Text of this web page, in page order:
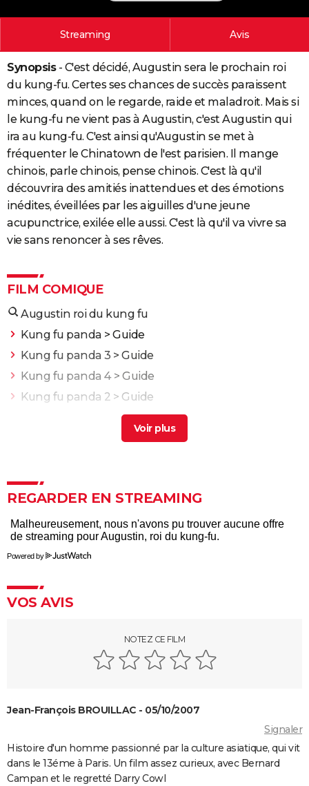
PHOTO
BONS PLANS
CARTE DE VOEUX
Carte de Noël
Carte Bonne année
Carte Saint-Valentin
Carte Pâques
Carte d'anniversaire
DICTIONNAIRE
Dictionnaire
Biographies
Citations
Expressions
Proverbes
PROGRAMME TV
COPAINS D'AVANT
S'inscrire
Se connecter
Lycées
Collèges
Primaires
Universités
Entreprises
Service militaire
Avis de recherche
AVIS DE DÉCÈS
FORUM
Streaming Avis
Synopsis- C'est décidé, Augustin sera le prochain roi
du kung-fu. Certes ses chances de succès paraissent
minces, quand on le regarde, raide et maladroit. Mais si
le kung-fu ne vient pas à Augustin, c'est Augustin qui
ira au kung-fu. C'est ainsi qu'Augustin se met à
fréquenter le Chinatown de l'est parisien. Il mange
chinois, parle chinois, pense chinois. C'est là qu'il
découvrira des amitiés inattendues et des émotions
inédites, éveillées par les aiguilles d'une jeune
acupunctrice, exilée elle aussi. C'est là qu'il va vivre sa
vie sans renoncer à ses rêves.
FILM COMIQUE
Augustin roi du kung fu
Kung fu panda > Guide
Kung fu panda 3 > Guide
Kung fu panda 4> Guide
Kung fu panda 2 > Guide
> Guide
Intouchables : "Sans lui je serais mort de
La vie pour de vrai : les retrouvailles de Kad Merad et
Le Dîner de cons : ça a vraiment existé, un célèbre
annonce, avis...
Les Tuche 5 : le roi Charles, Camilla, Elton John... Qui
On sourit pour la photo
La Grande Vadrouille : Louis de Funès s'est entraîné
Barbie : même Ryan Gosling était "déçu", les
nominations aux Oscars ont provoqué un tollé
REGARDER EN STREAMING
Powered by
VOS AVIS
NOTEZ CE FILM
Jean-François BROUILLAC - 05/10/2007
Signaler
Histoire d'un homme passionné par la culture asiatique, qui vit
dans le 13éme à Paris. Un film assez curieux, avec Bernard
Campan et le regretté Darry Cowl